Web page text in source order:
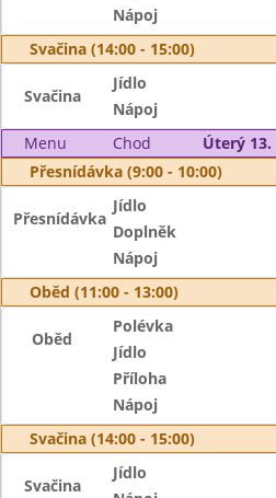
Nápoj
Svačina (14:00 - 15:00)
Svačina
Jídlo
Nápoj
Menu
Chod
Úterý 13.
Přesnídávka (9:00 - 10:00)
Přesnídávka
Jídlo
Doplněk
Nápoj
Oběd (11:00 - 13:00)
Oběd
Polévka
Jídlo
Příloha
Nápoj
Svačina (14:00 - 15:00)
Svačina
Jídlo